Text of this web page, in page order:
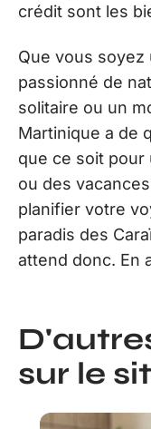
crédit sont les
Que vous soyez
passionné de
solitaire ou un
Martinique a de
que ce soit pour
ou des
planifier votre
paradis des
attend donc. En
sur le